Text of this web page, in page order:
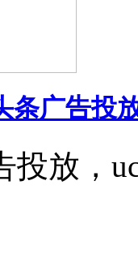
条广告投
投放，